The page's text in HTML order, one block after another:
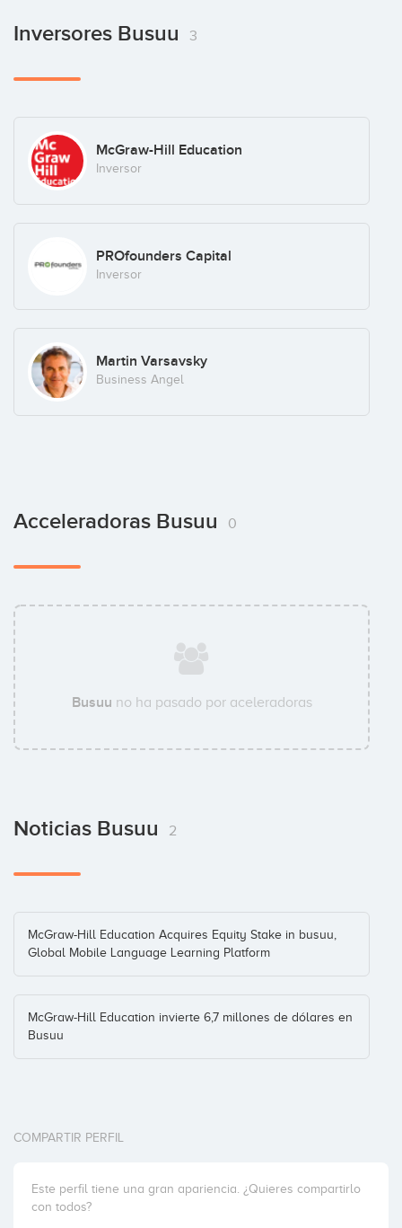
Inversores Busuu 3
McGraw-Hill Education
Inversor
PROfounders Capital
Inversor
Martin Varsavsky
Business Angel
Acceleradoras Busuu 0
Busuu no ha pasado por aceleradoras
Noticias Busuu 2
McGraw-Hill Education Acquires Equity Stake in busuu,
Global Mobile Language Learning Platform
McGraw-Hill Education invierte 6,7 millones de dólares en
Busuu
COMPARTIR PERFIL
Este perfil tiene una gran apariencia. ¿Quieres compartirlo
con todos?